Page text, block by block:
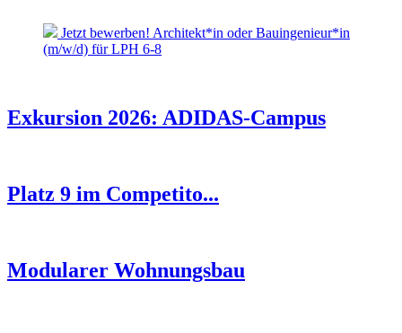
Jetzt bewerben! Architekt*in oder Bauingenieur*in
(m/w/d) für LPH 6-8
Exkursion 2026: ADIDAS-Campus
Platz 9 im Competito...
Modularer Wohnungsbau